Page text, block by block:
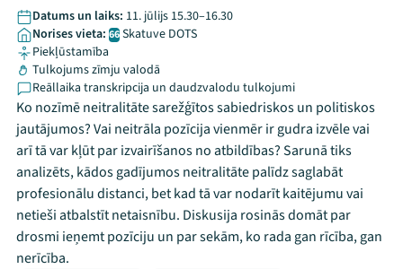
Datums un laiks: 11. jūlijs 15.30–16.30
Norises vieta: 66Skatuve DOTS
Piekļūstamība
Tulkojums zīmju valodā
Reāllaika transkripcija un daudzvalodu tulkojumi
Ko nozīmē neitralitāte sarežģītos sabiedriskos un politiskos
jautājumos? Vai neitrāla pozīcija vienmēr ir gudra izvēle vai
arī tā var kļūt par izvairīšanos no atbildības? Sarunā tiks
analizēts, kādos gadījumos neitralitāte palīdz saglabāt
profesionālu distanci, bet kad tā var nodarīt kaitējumu vai
netieši atbalstīt netaisnību. Diskusija rosinās domāt par
drosmi ieņemt pozīciju un par sekām, ko rada gan rīcība, gan
nerīcība.